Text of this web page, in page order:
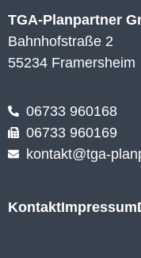
TGA-Planpartner
Bahnhofstraße 2
55234 Framersheim
06733 960168
06733 960169
kontakt@tga-
KontaktImpressum